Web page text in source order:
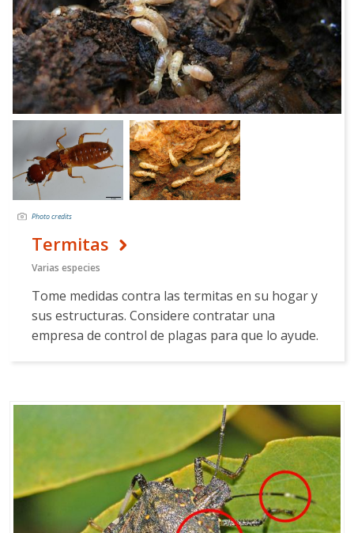
Photo credits
Termitas
Varias especies
Tome medidas contra las termitas en su hogar y
sus estructuras. Considere contratar una
empresa de control de plagas para que lo ayude.